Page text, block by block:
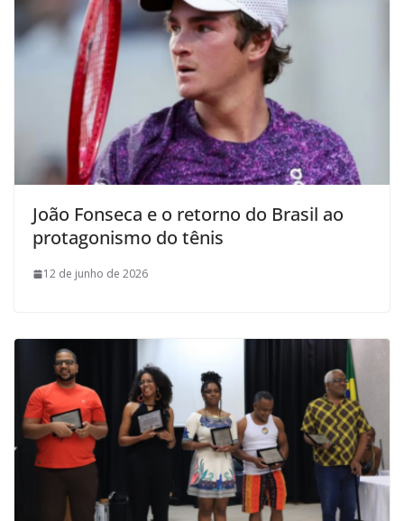
João Fonseca e o retorno do Brasil ao
protagonismo do tênis
12 de junho de 2026